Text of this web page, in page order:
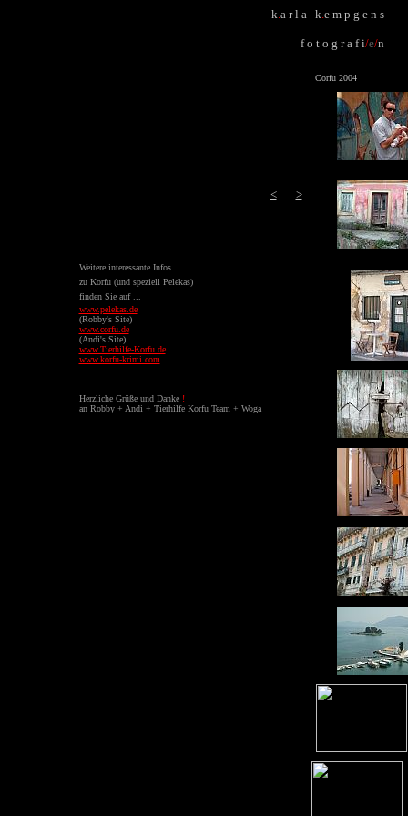
k.a r l a k.e m p g e n s
f o t o g r a f i/e/n
Corfu 2004
< >
Weitere interessante Infos
zu Korfu (und speziell Pelekas)
finden Sie auf ...
www.pelekas.de
(Robby's Site)
www.corfu.de
(Andi's Site)
www.Tierhilfe-Korfu.de
www.korfu-krimi.com
Herzliche Grüße und Danke !
an Robby + Andi + Tierhilfe Korfu Team + Woga